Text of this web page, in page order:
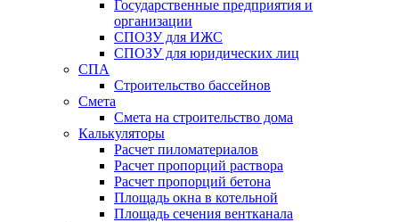
Государственные предприятия и
организации
СПОЗУ для ИЖС
СПОЗУ для юридических лиц
СПА
Строительство бассейнов
Смета
Смета на строительство дома
Калькуляторы
Расчет пиломатериалов
Расчет пропорций раствора
Расчет пропорций бетона
Площадь окна в котельной
Площадь сечения вентканала